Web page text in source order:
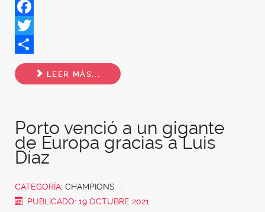
Facebook
Twitter
Share
LEER MÁS...
Porto venció a un gigante
de Europa gracias a Luis
Díaz
CATEGORÍA: CHAMPIONS
PUBLICADO: 19 OCTUBRE 2021